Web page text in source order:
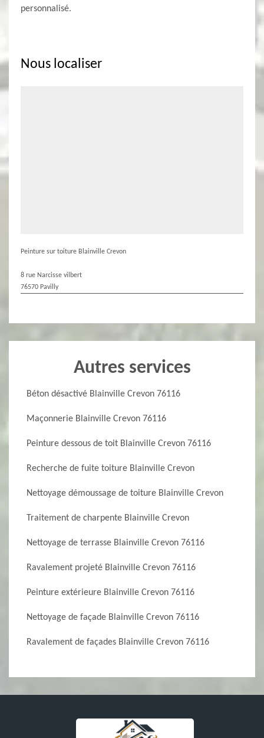
personnalisé.
Nous localiser
Peinture sur toiture Blainville Crevon
8 rue Narcisse vilbert
76570 Pavilly
Autres services
Béton désactivé Blainville Crevon 76116
Maçonnerie Blainville Crevon 76116
Peinture dessous de toit Blainville Crevon 76116
Recherche de fuite toiture Blainville Crevon
Nettoyage démoussage de toiture Blainville Crevon
Traitement de charpente Blainville Crevon
Nettoyage de terrasse Blainville Crevon 76116
Ravalement projeté Blainville Crevon 76116
Peinture extérieure Blainville Crevon 76116
Nettoyage de façade Blainville Crevon 76116
Ravalement de façades Blainville Crevon 76116